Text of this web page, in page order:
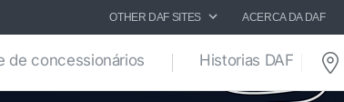
OTHER DAF SITES ACERCA DA DAF
de concessionários Historias DAF